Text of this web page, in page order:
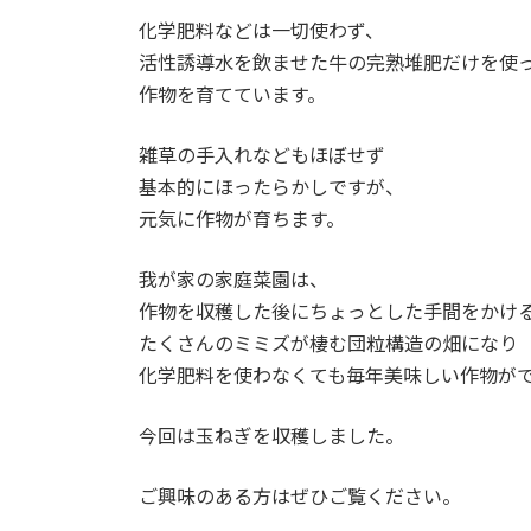
化学肥料などは一切使わず、
活性誘導水を飲ませた牛の完熟堆肥だけを使
作物を育てています。
雑草の手入れなどもほぼせず
基本的にほったらかしですが、
元気に作物が育ちます。
我が家の家庭菜園は、
作物を収穫した後にちょっとした手間をかけ
たくさんのミミズが棲む団粒構造の畑になり
化学肥料を使わなくても毎年美味しい作物がで
今回は玉ねぎを収穫しました。
ご興味のある方はぜひご覧ください。